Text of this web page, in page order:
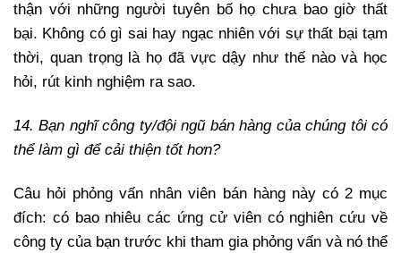
thận với những người tuyên bố họ chưa bao giờ thất
bại. Không có gì sai hay ngạc nhiên với sự thất bại tạm
thời, quan trọng là họ đã vực dậy như thế nào và học
hỏi, rút kinh nghiệm ra sao.
14. Bạn nghĩ công ty/đội ngũ bán hàng của chúng tôi có
thể làm gì để cải thiện tốt hơn?
Câu hỏi phỏng vấn nhân viên bán hàng này có 2 mục
đích: có bao nhiêu các ứng cử viên có nghiên cứu về
công ty của bạn trước khi tham gia phỏng vấn và nó thể